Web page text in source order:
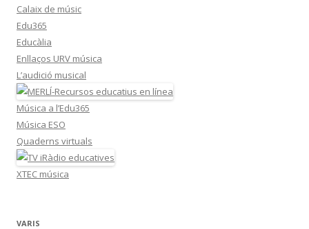
Calaix de músic
Edu365
Educàlia
Enllaços URV música
L’audició musical
Música a l’Edu365
Música ESO
Quaderns virtuals
XTEC música
VARIS